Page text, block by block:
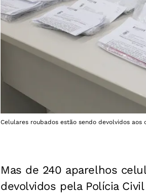
Celulares roubados estão sendo devolvidos aos
Mas de 240 aparelhos
devolvidos pela Polícia